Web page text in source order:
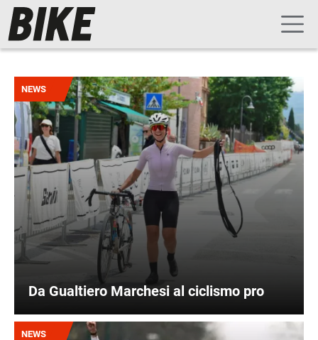
Salta al contenuto principale
Navigazione principale
Immagine
NEWS
Da Gualtiero Marchesi al ciclismo pro
Immagine
NEWS